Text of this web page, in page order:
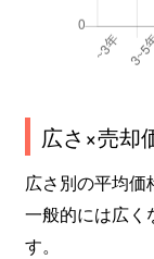
広さ×売却
広さ別の平均価
一般的には広く
す。